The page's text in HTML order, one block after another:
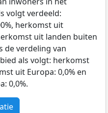
volgt verdeeld:
herkomst uit
uit landen buiten
de verdeling van
als volgt: herkomst
uit Europa: 0,0% en
0,0%.